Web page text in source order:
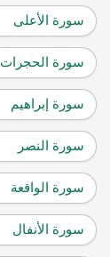
سورة الأعلى
سورة الحجرات
سورة إبراهيم
سورة النصر
سورة الواقعة
سورة الأنفال